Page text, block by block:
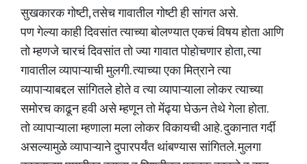
सुखकारक गोष्टी, तसेच गावातील गोष्टी ही सांगत असे.
पण गेल्या काही दिवसांत त्याच्या बोलण्यात एकचं विषय होता आणि
तो म्हणजे चारचं दिवसांत तो ज्या गावात पोहोचणार होता, त्या
गावातील व्यापाऱ्याची मुलगी. त्याच्या एका मित्राने त्या
व्यापाऱ्याबद्दल सांगितले होते व त्या व्यापाऱ्याला लोकर त्याच्या
समोरच काढून हवी असे म्हणून तो मेंढ्या घेऊन तेथे गेला होता.
तो व्यापाऱ्याला म्हणाला मला लोकर विकायची आहे. दुकानात गर्दी
असल्यामुळे व्यापाऱ्याने दुपारपर्यंत थांबण्यास सांगितले. मुलगा